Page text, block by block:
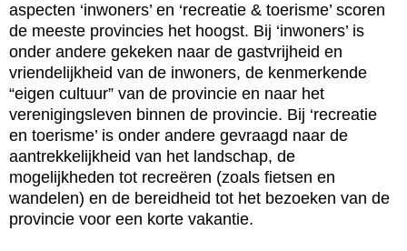
aspecten ‘inwoners’ en ‘recreatie & toerisme’ scoren
de meeste provincies het hoogst. Bij ‘inwoners’ is
onder andere gekeken naar de gastvrijheid en
vriendelijkheid van de inwoners, de kenmerkende
“eigen cultuur” van de provincie en naar het
verenigingsleven binnen de provincie. Bij ‘recreatie
en toerisme’ is onder andere gevraagd naar de
aantrekkelijkheid van het landschap, de
mogelijkheden tot recreëren (zoals fietsen en
wandelen) en de bereidheid tot het bezoeken van de
provincie voor een korte vakantie.